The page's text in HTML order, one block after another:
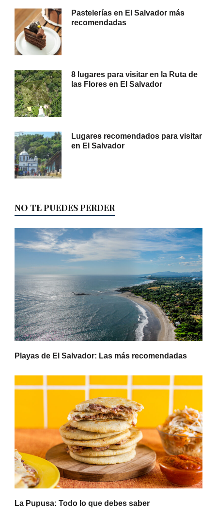
Pastelerías en El Salvador más
recomendadas
8 lugares para visitar en la Ruta de
las Flores en El Salvador
Lugares recomendados para visitar
en El Salvador
NO TE PUEDES PERDER
Playas de El Salvador: Las más recomendadas
La Pupusa: Todo lo que debes saber